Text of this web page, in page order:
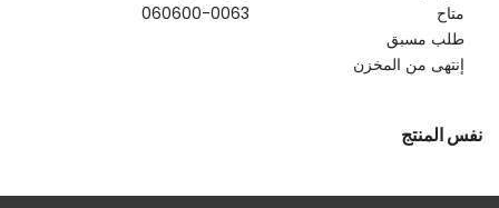
متاح
طلب مسبق
إنتهى من المخزن
060600-0063
نفس المنتج